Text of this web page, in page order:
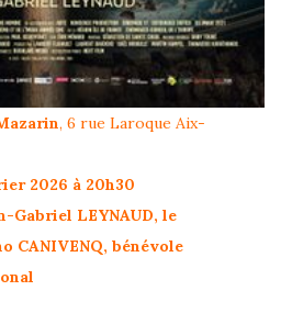
, 6 rue Laroque Aix-
2026 à 20h30
Gabriel LEYNAUD, le
CANIVENQ, bénévole